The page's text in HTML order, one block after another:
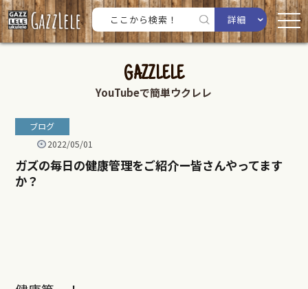
詳細
GAZZLELE
YouTubeで簡単ウクレレ
ブログ
2022/05/01
ガズの毎日の健康管理をご紹介ー皆さんやってます
か？